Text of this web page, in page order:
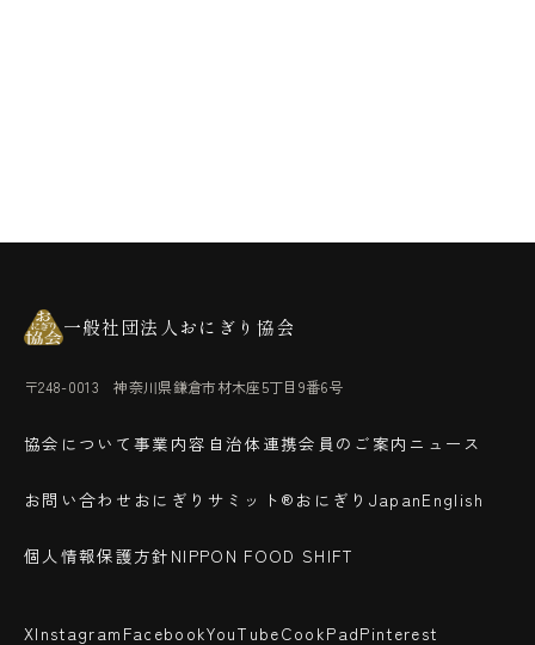
一般社団法人おにぎり協会
〒248-0013 神奈川県鎌倉市材木座5丁目9番6号
協会について事業内容 自治体連携会員のご案内 ニュース
お問い合わせ おにぎりサミット® おにぎりJapanEnglish
個人情報保護方針 NIPPON FOOD SHIFT
XInstagram FacebookYouTubeCookPadPinterest